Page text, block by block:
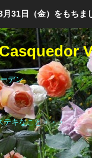
月31日（金）をもちま
デン
キなこと・・・